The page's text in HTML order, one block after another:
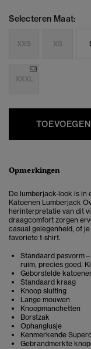
Selecteren Maat:
XXS XS
XXXL
Opmerkingen
De lumberjack-look is in
Katoenen Lumberjack
herinterpretatie van dit
draagcomfort zorgen
casual gelegenheid, of
favoriete t-shirt.
Standaard pasvorm
ruim, precies goed.
Geborstelde
Standaard kraag
Knoop sluiting
Lange mouwen
Knoopmanchetten
Borstzak
Ophanglusje
Kenmerkende
Gebrandmerkte